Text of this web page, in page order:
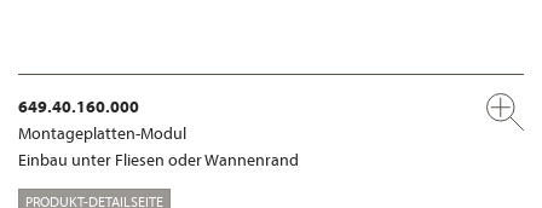
649.40.160.000
Montageplatten-Modul
Einbau unter Fliesen oder Wannenrand
PRODUKT-DETAILSEITE